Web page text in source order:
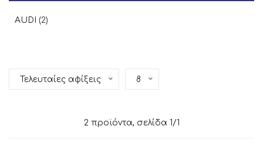
AUDI (2)
Τελευταίες αφίξεις 8
2 προϊόντα, σελίδα 1/1